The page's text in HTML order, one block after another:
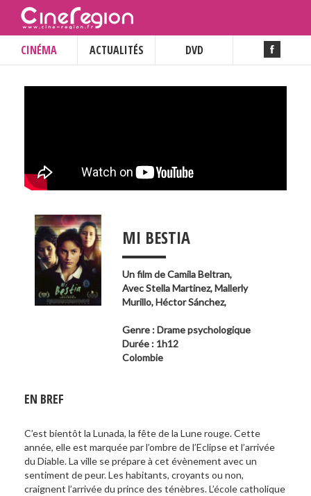
CINÉMA ACTUALITÉS DVD
MI BESTIA
___
Un film deCamila Beltran,
AvecStella Martinez,Mallerly
Murillo,Héctor Sánchez,
Genre : Drame psychologique
Durée : 1h12
Colombie
EN BREF
C’est bientôt la Lunada, la fête de la Lune rouge. Cette
année, elle est marquée par l’ombre de l’Eclipse et l’arrivée
du Diable. La ville se prépare à cet évènement avec un
sentiment de peur. Les habitants, croyants ou non,
craignent l’arrivée du prince des ténèbres. L’école catholique